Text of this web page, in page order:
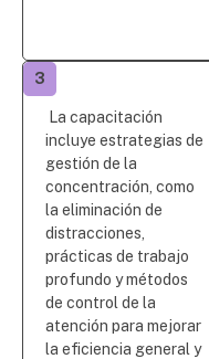
La capacitación
incluye estrategias de
gestión de la
concentración, como
la eliminación de
distracciones,
prácticas de trabajo
profundo y métodos
de control de la
atención para mejorar
la eficiencia general y
3